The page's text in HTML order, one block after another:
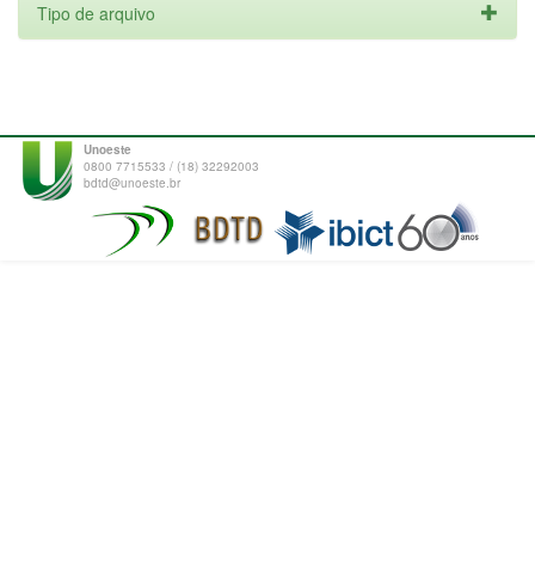
Tipo de arquivo
Unoeste
0800 7715533 / (18) 32292003
bdtd@unoeste.br